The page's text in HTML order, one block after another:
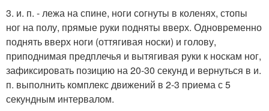
3. и. п. - лежа на спине, ноги согнуты в коленях, стопы
ног на полу, прямые руки подняты вверх. Одновременно
поднять вверх ноги (оттягивая носки) и голову,
приподнимая предплечья и вытягивая руки к носкам ног,
зафиксировать позицию на 20-30 секунд и вернуться в и.
п. выполнить комплекс движений в 2-3 приема с 5
секундным интервалом.